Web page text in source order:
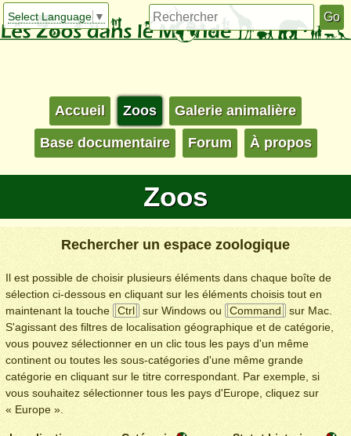
Select Language ▼
Accueil Zoos Galerie animalière
Base documentaire Forum À propos
Zoos
Rechercher un espace zoologique
Il est possible de choisir plusieurs éléments dans chaque boîte de
sélection ci-dessous en cliquant sur les éléments choisis tout en
maintenant la touche
Ctrl sur Windows ou Command
sur Mac.
S'agissant des filtres de localisation géographique et de catégorie,
vous pouvez sélectionner en un clic tous les pays d'un même
continent ou toutes les sous-catégories d'une même grande
catégorie en cliquant sur le titre correspondant. Par exemple, si
vous souhaitez sélectionner tous les pays d'Europe, cliquez sur
« Europe ».